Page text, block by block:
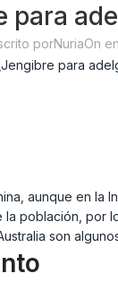
para
porNuriaOn
aunque en la
población, por
son